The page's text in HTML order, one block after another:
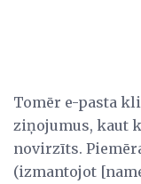
Tomēr e-pasta
ziņojumus, kaut
novirzīts.
(izmantojot